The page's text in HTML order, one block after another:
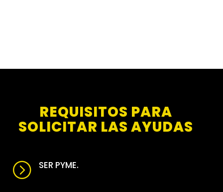
REQUISITOS PARA
SOLICITAR LAS AYUDAS
= SER PYME.